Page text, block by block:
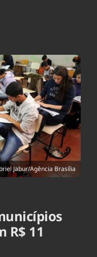
Meio Ambiente
Podcast
Política
Saúde
Tempo
Jabur/Agência Brasília
R$ 11